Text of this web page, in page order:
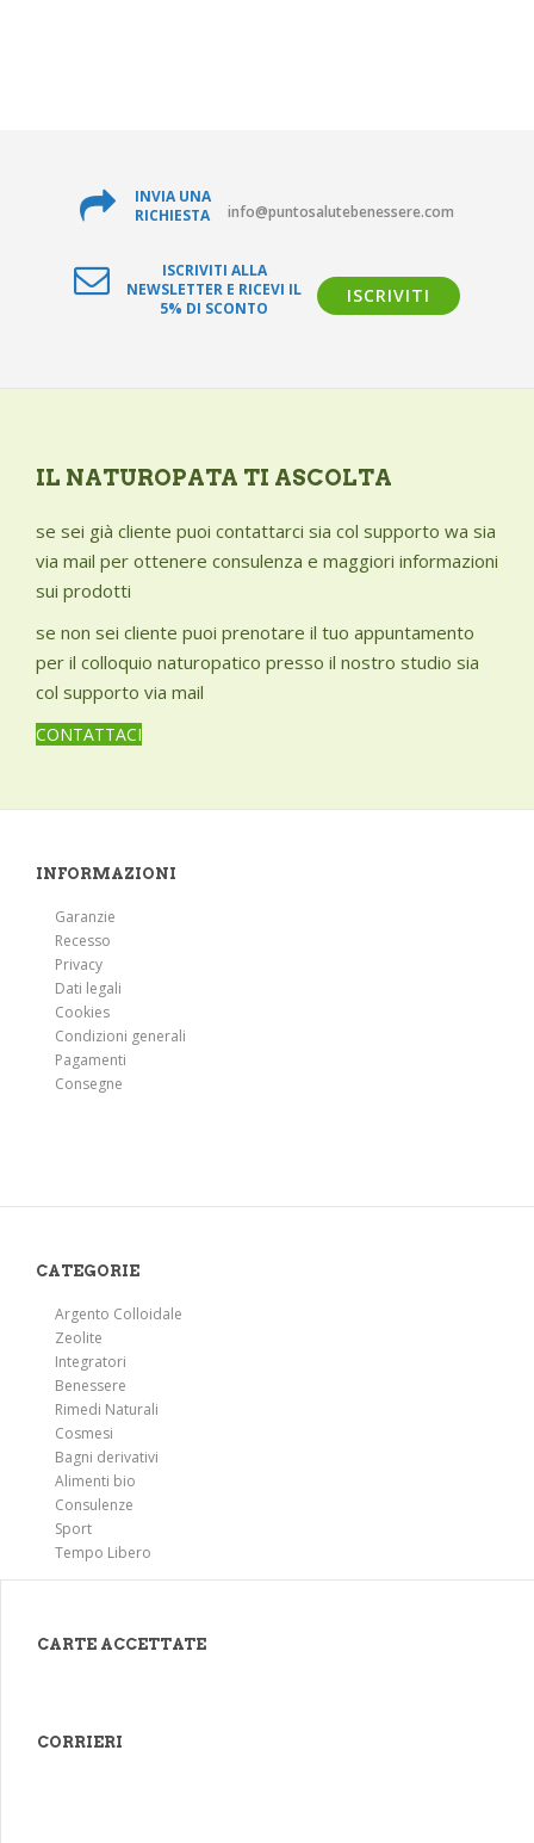
INVIA UNA
RICHIESTA
info@puntosalutebenessere.com
ISCRIVITI ALLA
NEWSLETTER E RICEVI IL
5% DI SCONTO
ISCRIVITI
IL NATUROPATA TI ASCOLTA
se sei già cliente puoi contattarci sia col supporto wa sia
via mail per ottenere consulenza e maggiori informazioni
sui prodotti
se non sei cliente puoi prenotare il tuo appuntamento
per il colloquio naturopatico presso il nostro studio sia
col supporto via mail
CONTATTACI
INFORMAZIONI
Garanzie
Recesso
Privacy
Dati legali
Cookies
Condizioni generali
Pagamenti
Consegne
CATEGORIE
Argento Colloidale
Zeolite
Integratori
Benessere
Rimedi Naturali
Cosmesi
Bagni derivativi
Alimenti bio
Consulenze
Sport
Tempo Libero
CARTE ACCETTATE
CORRIERI